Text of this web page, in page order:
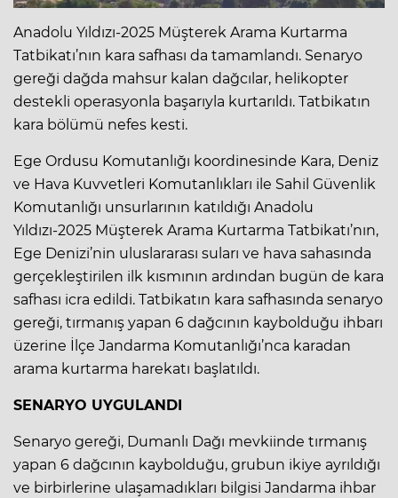
Anadolu Yıldızı-2025 Müşterek Arama Kurtarma
Tatbikatı’nın kara safhası da tamamlandı. Senaryo
gereği dağda mahsur kalan dağcılar, helikopter
destekli operasyonla başarıyla kurtarıldı. Tatbikatın
kara bölümü nefes kesti.
Ege Ordusu Komutanlığı koordinesinde Kara, Deniz
ve Hava Kuvvetleri Komutanlıkları ile Sahil Güvenlik
Komutanlığı unsurlarının katıldığı Anadolu
Yıldızı-2025 Müşterek Arama Kurtarma Tatbikatı’nın,
Ege Denizi’nin uluslararası suları ve hava sahasında
gerçekleştirilen ilk kısmının ardından bugün de kara
safhası icra edildi. Tatbikatın kara safhasında senaryo
gereği, tırmanış yapan 6 dağcının kaybolduğu ihbarı
üzerine İlçe Jandarma Komutanlığı’nca karadan
arama kurtarma harekatı başlatıldı.
SENARYO UYGULANDI
Senaryo gereği, Dumanlı Dağı mevkiinde tırmanış
yapan 6 dağcının kaybolduğu, grubun ikiye ayrıldığı
ve birbirlerine ulaşamadıkları bilgisi Jandarma ihbar